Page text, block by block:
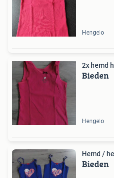
Hengelo
2x hemd
Bieden
Hengelo
Hemd /
Bieden